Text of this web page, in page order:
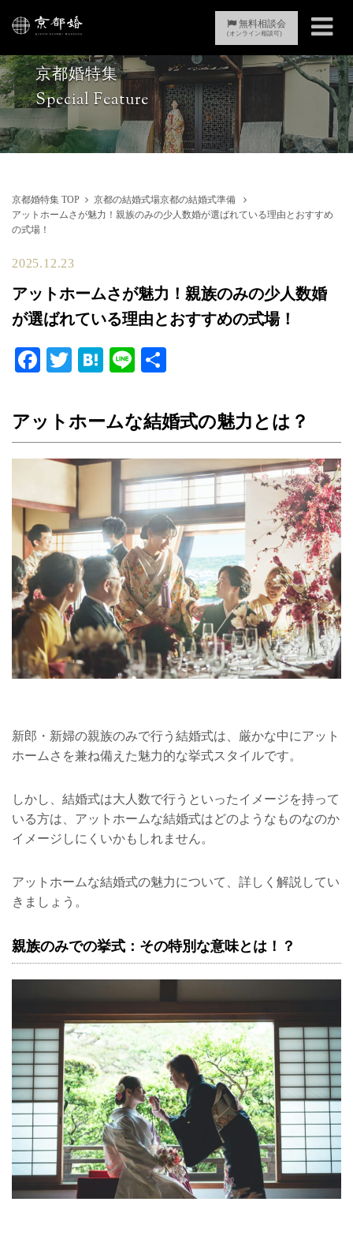
Toggle
無料相談会
(オンライン相談可)
京都婚特集
Special Feature
京都婚特集 TOP 京都の結婚式場京都の結婚式準備
アットホームさが魅力！親族のみの少人数婚が選ばれている理由とおすすめ
の式場！
2025.12.23
アットホームさが魅力！親族のみの少人数婚
が選ばれている理由とおすすめの式場！
Facebook
TwitterHatena
Line
アットホームな結婚式の魅力とは？
新郎・新婦の親族のみで行う結婚式は、厳かな中にアット
ホームさを兼ね備えた魅力的な挙式スタイルです。
しかし、結婚式は大人数で行うといったイメージを持って
いる方は、アットホームな結婚式はどのようなものなのか
イメージしにくいかもしれません。
アットホームな結婚式の魅力について、詳しく解説してい
きましょう。
親族のみでの挙式：その特別な意味とは！？